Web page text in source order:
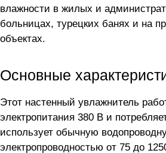
влажности в жилых и
больницах, турецких банях и на
объектах.
Основные
Этот настенный увлажнитель
электропитания 380 В и
использует обычную
электропроводностью от 75 до